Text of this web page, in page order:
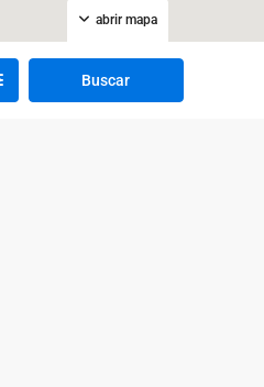
abrir mapa